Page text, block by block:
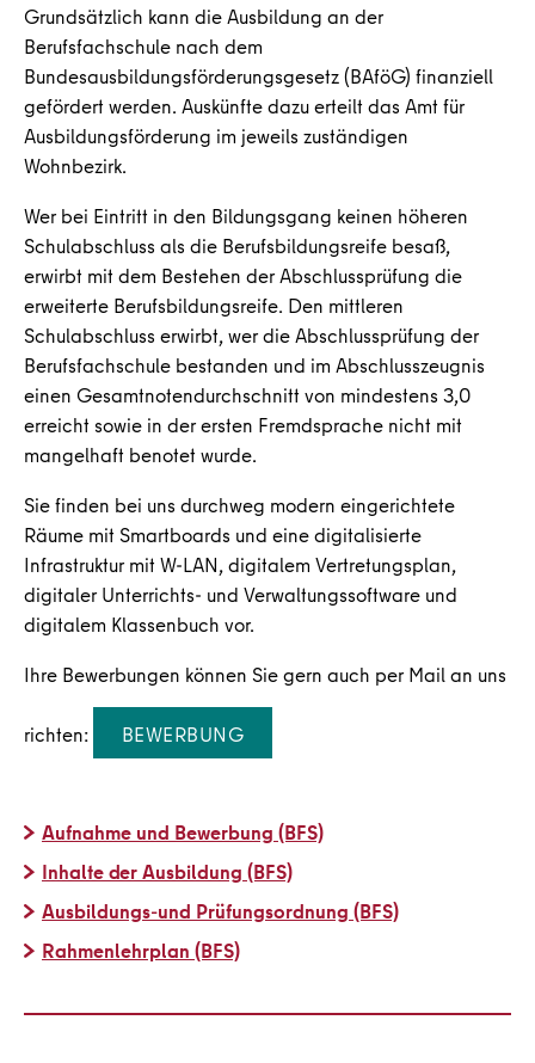
Grundsätzlich kann die Ausbildung an der
Berufsfachschule nach dem
Bundesausbildungsförderungsgesetz (BAföG) finanziell
gefördert werden. Auskünfte dazu erteilt das Amt für
Ausbildungsförderung im jeweils zuständigen
Wohnbezirk.
Wer bei Eintritt in den Bildungsgang keinen höheren
Schulabschluss als die Berufsbildungsreife besaß,
erwirbt mit dem Bestehen der Abschlussprüfung die
erweiterte Berufsbildungsreife. Den mittleren
Schulabschluss erwirbt, wer die Abschlussprüfung der
Berufsfachschule bestanden und im Abschlusszeugnis
einen Gesamtnotendurchschnitt von mindestens 3,0
erreicht sowie in der ersten Fremdsprache nicht mit
mangelhaft benotet wurde.
Sie finden bei uns durchweg modern eingerichtete
Räume mit Smartboards und eine digitalisierte
Infrastruktur mit W-LAN, digitalem Vertretungsplan,
digitaler Unterrichts- und Verwaltungssoftware und
digitalem Klassenbuch vor.
Ihre Bewerbungen können Sie gern auch per Mail an uns
richten: BEWERBUNG
Aufnahme und Bewerbung (BFS)
Inhalte der Ausbildung (BFS)
Ausbildungs-und Prüfungsordnung (BFS)
Rahmenlehrplan (BFS)